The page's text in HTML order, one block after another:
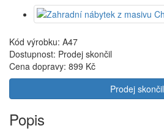
Kód výrobku: A47
Dostupnost: Prodej skončil
Cena dopravy: 899 Kč
Prodej skončil
Popis